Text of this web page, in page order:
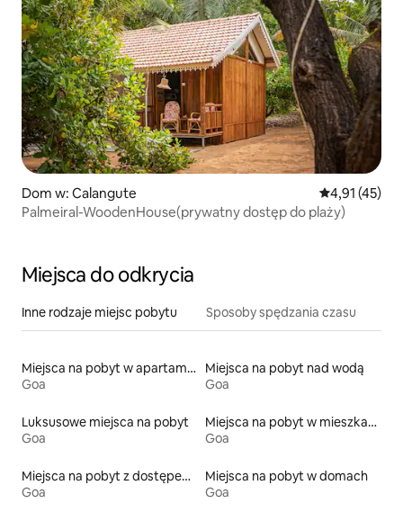
Dom w: Calangute Średnia
4,91 (45)
Palmeiral-WoodenHouse(prywatny dostęp do plaży)
Miejsca do odkrycia
Inne rodzaje miejsc pobytu Sposoby spędzania czasu
Miejsca na pobyt w apartamentach z obsługą
Goa
Miejsca na pobyt nad wodą
Goa
Luksusowe miejsca na pobyt
Goa
Miejsca na pobyt w mieszkaniach
Goa
Miejsca na pobyt z dostępem do plaży
Goa
Miejsca na pobyt w domach
Goa